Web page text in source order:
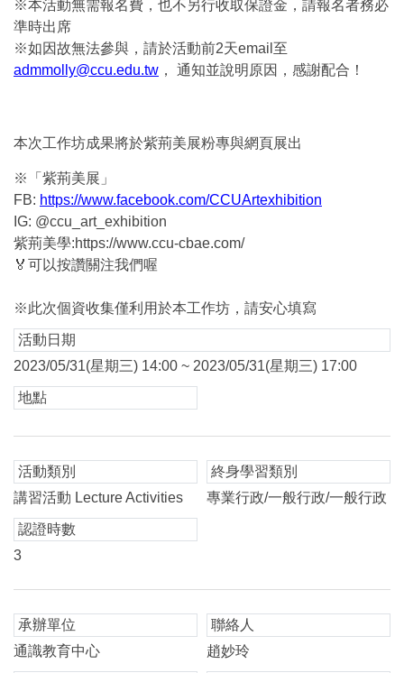
※本活動無需報名費，也不另行收取保證金，請報名者務必
準時出席
※如因故無法參與，請於活動前2天email至
admmolly@ccu.edu.tw ， 通知並說明原因，感謝配合！
本次工作坊成果將於紫荊美展粉專與網頁展出
※「紫荊美展」
FB: https://www.facebook.com/CCUArtexhibition
IG: @ccu_art_exhibition
紫荊美學:https://www.ccu-cbae.com/
🏅可以按讚關注我們喔
※此次個資收集僅利用於本工作坊，請安心填寫
活動日期
2023/05/31(星期三) 14:00 ~ 2023/05/31(星期三) 17:00
地點
活動類別
講習活動 Lecture Activities
終身學習類別
專業行政/一般行政/一般行政
認證時數
3
承辦單位
通識教育中心
聯絡人
趙妙玲